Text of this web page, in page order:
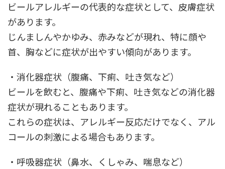
ビールアレルギーの代表的な症状として、皮膚症状
があります。
じんましんやかゆみ、赤みなどが現れ、特に顔や
首、胸などに症状が出やすい傾向があります。
・消化器症状（腹痛、下痢、吐き気など）
ビールを飲むと、腹痛や下痢、吐き気などの消化器
症状が現れることもあります。
これらの症状は、アレルギー反応だけでなく、アル
コールの刺激による場合もあります。
・呼吸器症状（鼻水、くしゃみ、喘息など）